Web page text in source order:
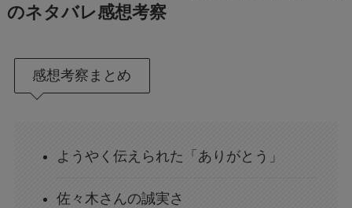
のネタバレ感想考察
感想考察まとめ
ようやく伝えられた「ありがとう」
佐々木さんの誠実さ